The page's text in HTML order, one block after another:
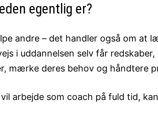
egentlig er?
andre – det handler også om at
i uddannelsen selv får redskaber,
mærke deres behov og håndtere
arbejde som coach på fuld tid,